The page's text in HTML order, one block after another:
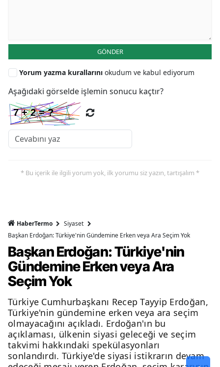
GÖNDER
Yorum yazma kurallarını okudum ve kabul ediyorum
Aşağıdaki görselde işlemin sonucu kaçtır?
* Bu içerik ile ilgili yorum yok, ilk yorumu siz yazın, tartışalım *
HaberTermo
Siyaset
Başkan Erdoğan: Türkiye'nin Gündemine Erken veya Ara Seçim Yok
Başkan Erdoğan: Türkiye'nin
Gündemine Erken veya Ara
Seçim Yok
Türkiye Cumhurbaşkanı Recep Tayyip Erdoğan,
Türkiye'nin gündemine erken veya ara seçim
olmayacağını açıkladı. Erdoğan'ın bu
açıklaması, ülkenin siyasi geleceği ve seçim
takvimi hakkındaki spekülasyonları
sonlandırdı. Türkiye'de siyasi istikrarın devam